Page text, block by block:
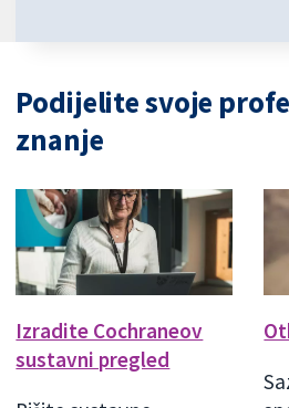
Podijelite svoje
znanje
Izradite Cochraneov
sustavni pregled